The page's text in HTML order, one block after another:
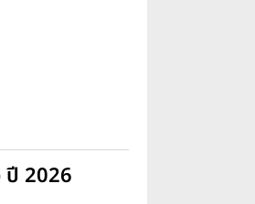
ปี 2026